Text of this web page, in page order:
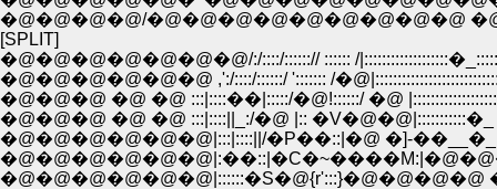
�@�@�@�@/�@�@�@�@�@�@�@�@�@ �@ /
[SPLIT]
�@�@�@�@�@�@�@/:/::::/::::::// :::::: /
�@�@�@�@�@�@ ,':/::::/::::::/ '::::::: /
�@�@�@ �@ �@ :::|::::��|:::::/�@!::::::/ �@
�@�@�@ �@ �@ :::|::::||_:/�@ |:: �V�@�@|:::::::::::�_
�@�@�@�@�@�@|:::|::::||/�P��::|�@ �]-
�@�@�@�@�@�@|::::::�S�@{r':::}�@�@�@�@